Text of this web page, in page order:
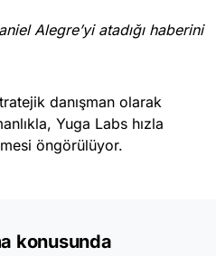
Alegre’yi atadığı haberini
danışman olarak
Yuga Labs hızla
öngörülüyor.
konusunda